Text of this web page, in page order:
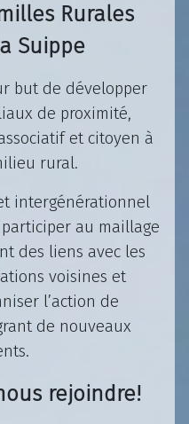
Rurales
Suippe
but de développer
de proximité,
et citoyen à
rural.
intergénérationnel
au maillage
des liens avec les
voisines et
l’action de
de nouveaux
rejoindre!